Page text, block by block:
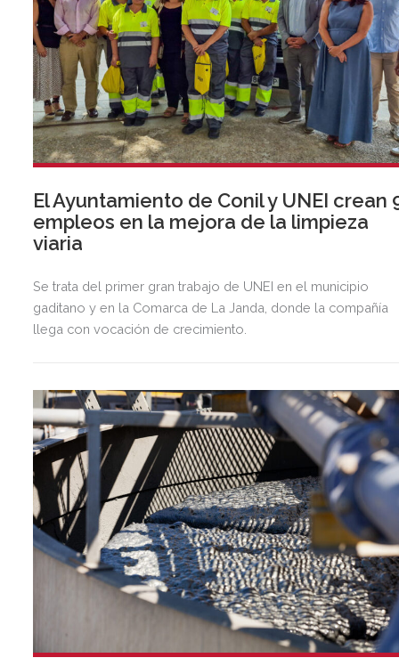
El Ayuntamiento de Conil y UNEI crean
empleos en la mejora de la limpieza
viaria
Se trata del primer gran trabajo de UNEI en el municipio
gaditano y en la Comarca de La Janda, donde la compañía
llega con vocación de crecimiento.